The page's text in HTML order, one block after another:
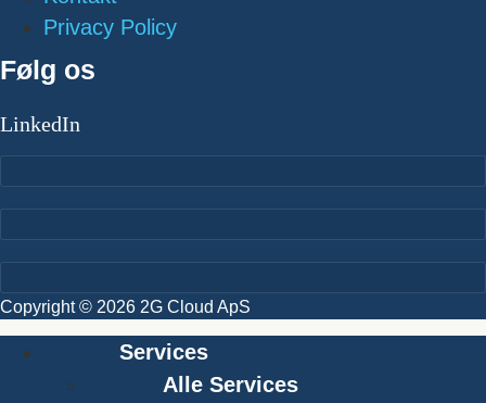
Privacy Policy
Følg os
LinkedIn
Copyright © 2026 2G Cloud ApS
Services
Alle Services